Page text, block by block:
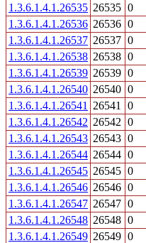
1.3.6.1.4.1.26535 26535 0
1.3.6.1.4.1.26536 26536 0
1.3.6.1.4.1.26537 26537 0
1.3.6.1.4.1.26538 26538 0
1.3.6.1.4.1.26539 26539 0
1.3.6.1.4.1.26540 26540 0
1.3.6.1.4.1.26541
26541 0
1.3.6.1.4.1.26542 26542 0
1.3.6.1.4.1.26543 26543 0
1.3.6.1.4.1.26544 26544 0
1.3.6.1.4.1.26545 26545 0
1.3.6.1.4.1.26546 26546 0
1.3.6.1.4.1.26547 26547 0
1.3.6.1.4.1.26548 26548 0
1.3.6.1.4.1.26549 26549 0